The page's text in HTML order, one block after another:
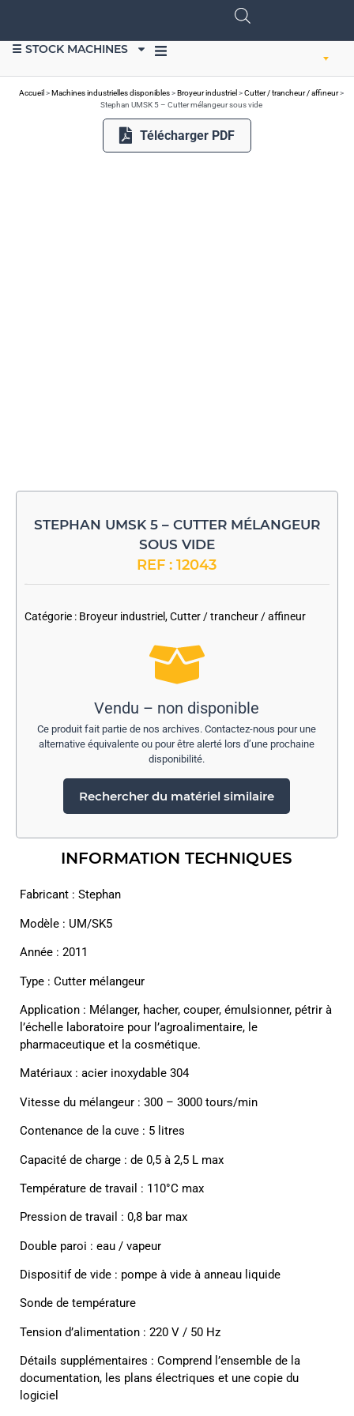
☰ STOCK MACHINES
Accueil >Machines industrielles disponibles>Broyeur industriel >Cutter / trancheur / affineur>
Stephan UMSK 5 – Cutter mélangeur sous vide
Télécharger PDF
STEPHAN UMSK 5 – CUTTER MÉLANGEUR
SOUS VIDE
REF : 12043
-
Catégorie : Broyeur industriel,Cutter / trancheur / affineur
Vendu – non disponible
Ce produit fait partie de nos archives. Contactez-nous pour une
alternative équivalente ou pour être alerté lors d’une prochaine
disponibilité.
Rechercher du matériel similaire
INFORMATION TECHNIQUES
Fabricant : Stephan
Modèle : UM/SK5
Année : 2011
Type : Cutter mélangeur
Application : Mélanger, hacher, couper, émulsionner, pétrir à
l’échelle laboratoire pour l’agroalimentaire, le
pharmaceutique et la cosmétique.
Matériaux : acier inoxydable 304
Vitesse du mélangeur : 300 – 3000 tours/min
Contenance de la cuve : 5 litres
Capacité de charge : de 0,5 à 2,5 L max
Température de travail : 110°C max
Pression de travail : 0,8 bar max
Double paroi : eau / vapeur
Dispositif de vide : pompe à vide à anneau liquide
Sonde de température
Tension d’alimentation : 220 V / 50 Hz
Détails supplémentaires : Comprend l’ensemble de la
documentation, les plans électriques et une copie du
logiciel